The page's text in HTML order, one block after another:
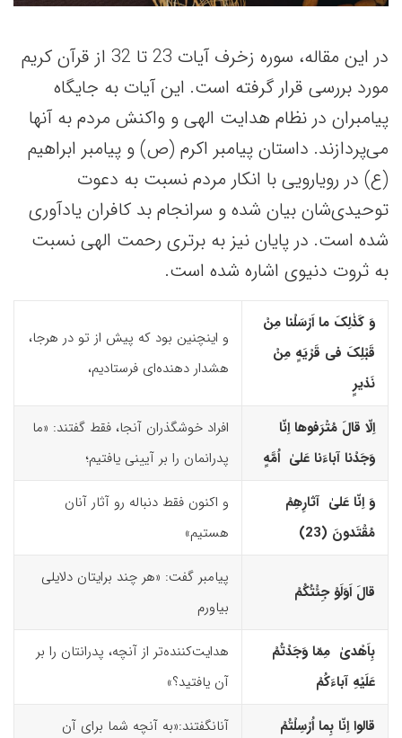
در این مقاله، سوره زخرف آیات 23 تا 32 از قرآن کریم
مورد بررسی قرار گرفته است. این آیات به جایگاه
پیامبران در نظام هدایت الهی و واکنش مردم به آنها
می‌پردازند. داستان پیامبر اکرم (ص) و پیامبر ابراهیم
(ع) در رویارویی با انکار مردم نسبت به دعوت
توحیدی‌شان بیان شده و سرانجام بد کافران یادآوری
شده است. در پایان نیز به برتری رحمت الهی نسبت
به ثروت دنیوی اشاره شده است.
وَ کَذٰلِکَ ما اَرْسَلْنا مِنْ
قَبْلِکَ فى قَرْیَهٍ مِنْ
نَذیرٍ
و اینچنین بود که پیش از تو در هرجا،
هشدار دهنده‌ای فرستادیم،
اِلّا قالَ مُتْرَفوها اِنّا
وَجَدْنا آباءَنا عَلیٰ اُمَّهٍ
افراد خوشگذران آنجا، فقط گفتند: «ما
پدرانمان را بر آیینی یافتیم؛
وَ اِنّا عَلیٰ آثارِهِمْ
مُقْتَدونَ (23)‏
و اکنون فقط دنباله رو آثار آنان
هستیم»
قالَ اَوَلَوْ جِئْتُکُمْ
پیامبر گفت: «هر چند برایتان دلایلی
بیاورم
بِاَهْدیٰ مِمّا وَجَدْتُمْ
عَلَیْهِ آباءَکُمْ
هدایت‌کننده‌تر از آنچه، پدرانتان را بر
آن یافتید؟»
قالوا اِنّا بِما اُرْسِلْتُمْ
آنان­گفتند:«به آنچه شما برای آن